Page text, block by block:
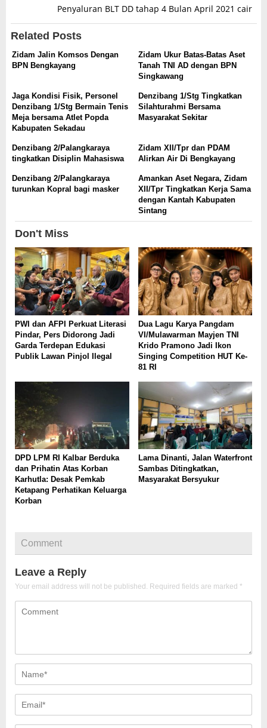
Penyaluran BLT DD tahap 4 Bulan April 2021 cair
Related Posts
Zidam Jalin Komsos Dengan
BPN Bengkayang
Zidam Ukur Batas-Batas Aset
Tanah TNI AD dengan BPN
Singkawang
Jaga Kondisi Fisik, Personel
Denzibang 1/Stg Bermain Tenis
Meja bersama Atlet Popda
Kabupaten Sekadau
Denzibang 1/Stg Tingkatkan
Silahturahmi Bersama
Masyarakat Sekitar
Denzibang 2/Palangkaraya
tingkatkan Disiplin Mahasiswa
Zidam XII/Tpr dan PDAM
Alirkan Air Di Bengkayang
Denzibang 2/Palangkaraya
turunkan Kopral bagi masker
Amankan Aset Negara, Zidam
XII/Tpr Tingkatkan Kerja Sama
dengan Kantah Kabupaten
Sintang
Don't Miss
PWI dan AFPI Perkuat Literasi
Pindar, Pers Didorong Jadi
Garda Terdepan Edukasi
Publik Lawan Pinjol Ilegal
Dua Lagu Karya Pangdam
VI/Mulawarman Mayjen TNI
Krido Pramono Jadi Ikon
Singing Competition HUT Ke-
81 RI
DPD LPM RI Kalbar Berduka
dan Prihatin Atas Korban
Karhutla: Desak Pemkab
Ketapang Perhatikan Keluarga
Korban
Lama Dinanti, Jalan Waterfront
Sambas Ditingkatkan,
Masyarakat Bersyukur
Comment
Leave a Reply
Your email address will not be published. Required fields are marked *